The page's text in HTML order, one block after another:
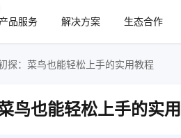
产品服务 解决方案 生态合作
探：菜鸟也能轻松上手的实用教程
鸟也能轻松上手的实